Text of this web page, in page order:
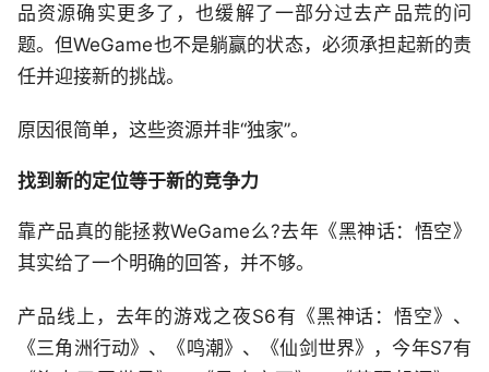
品资源确实更多了，也缓解了一部分过去产品荒的问
题。但WeGame也不是躺赢的状态，必须承担起新的责
任并迎接新的挑战。
原因很简单，这些资源并非“独家”。
找到新的定位等于新的竞争力
靠产品真的能拯救WeGame么?去年《黑神话：悟空》
其实给了一个明确的回答，并不够。
产品线上，去年的游戏之夜S6有《黑神话：悟空》、
《三角洲行动》、《鸣潮》、《仙剑世界》，今年S7有